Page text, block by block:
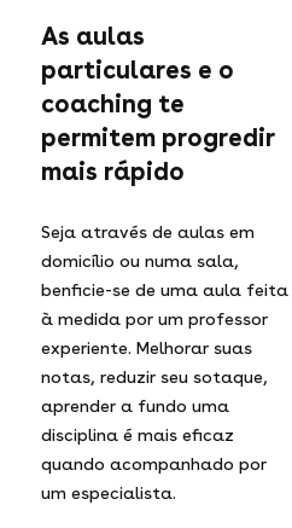
As aulas
particulares e o
coaching te
permitem progredir
mais rápido
Seja através de aulas em
domicílio ou numa sala,
benficie-se de uma aula feita
à medida por um professor
experiente. Melhorar suas
notas, reduzir seu sotaque,
aprender a fundo uma
disciplina é mais eficaz
quando acompanhado por
um especialista.